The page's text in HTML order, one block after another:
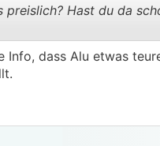
Hast du da
dass Alu etwas